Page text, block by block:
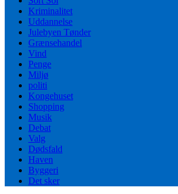
Kriminalitet
Uddannelse
Julebyen Tønder
Grænsehandel
Vind
Penge
Miljø
politi
Kongehuset
Shopping
Musik
Debat
Valg
Dødsfald
Haven
Byggeri
Det sker